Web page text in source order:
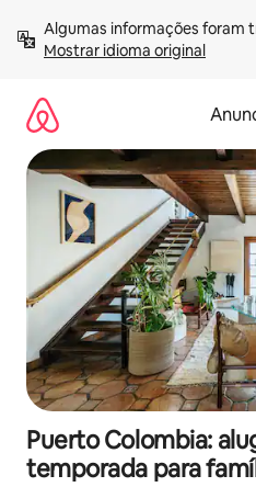
para
Mostrar idioma original
Puerto Colombia:
temporada para